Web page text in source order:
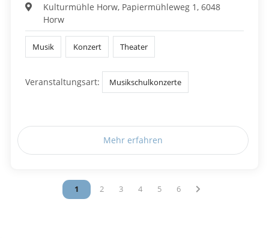
Kulturmühle Horw, Papiermühleweg 1, 6048
Horw
Musik Konzert Theater
Veranstaltungsart: Musikschulkonzerte
Mehr erfahren
Vous êtes sur la page
1 Vous êtes sur la page
2 Vous êtes sur la page
3 Vous êtes sur la page
4 Vous êtes sur la page
5 Vous êtes sur la page
6